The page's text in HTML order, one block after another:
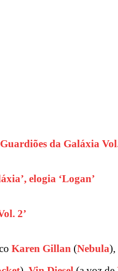
da Galáxia
elogia ‘Logan’
2’
Karen Gillan (Nebula),